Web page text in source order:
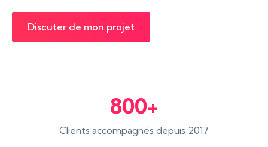
Discuter de mon projet
800+
Clients accompagnés depuis 2017